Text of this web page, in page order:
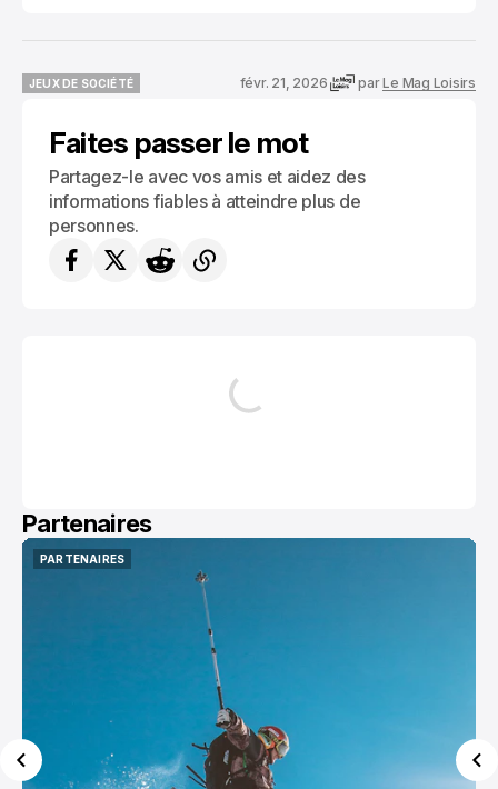
JEUX DE SOCIÉTÉ
févr. 21, 2026 parLe Mag Loisirs
Faites passer le mot
Partagez-le avec vos amis et aidez des
informations fiables à atteindre plus de
personnes.
Partenaires
PARTENAIRES